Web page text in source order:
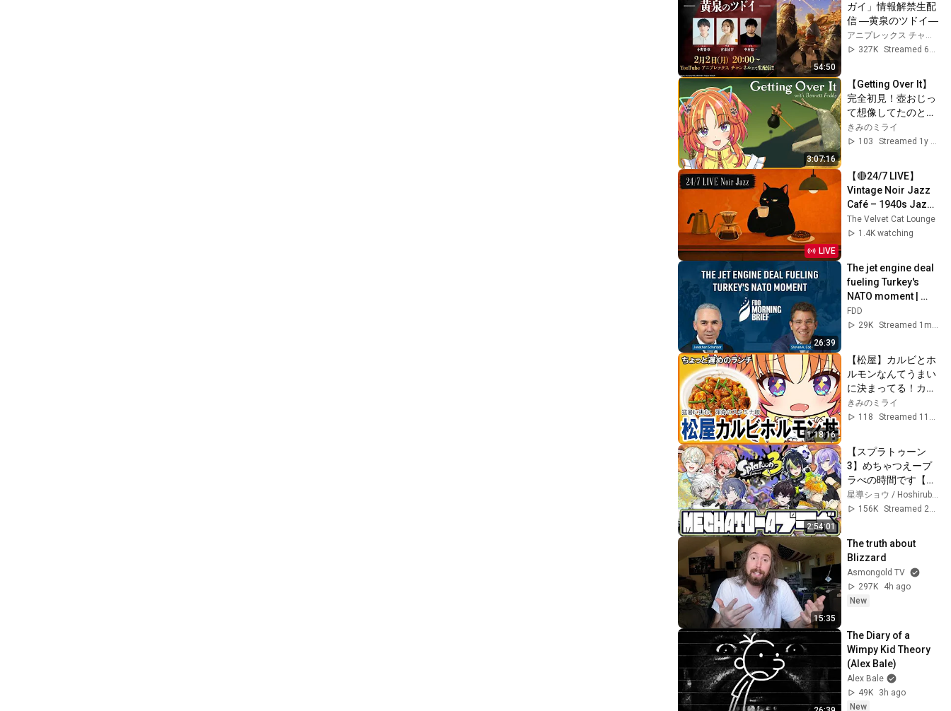
54:50
ガイ」情報解禁生配
信 ―黄泉のツドイ―
アニプレックス チャンネル
327K
Streamed 6mo ago
3:07:16
【Getting Over It】
完全初見！壺おじっ
て想像してたのと違
ったわ～！！！！！
【きみのミライ/エ
【#vtuber】
きみのミライ
103
Streamed 1y ago
LIVE
【🔴24/7 LIVE】
Vintage Noir Jazz
Café – 1940s Jazz
for Coffee, Work &
Cozy Days
The Velvet Cat Lounge
1.4K watching
26:39
The jet engine deal
fueling Turkey's
NATO moment |
feat. Steven A. Cook
FDD
29K
Streamed 1mo ago
1:18:16
【松屋】カルビとホ
ルモンなんてうまい
に決まってる！カル
ビホルモン丼でちょ
っと遅めの昼ご飯🍚
スえす】
【#vtuber】
きみのミライ
118
Streamed 11mo ago
2:54:01
【スプラトゥーン
3】めちゃつえープ
ラべの時間です【星
導ショウ/にじさん
じ】156K
15:35
The truth about
Blizzard
Asmongold TV
297K
4h ago
New
The Diary of a
Wimpy Kid Theory
(Alex Bale)
Alex Bale
49K
3h ago
New